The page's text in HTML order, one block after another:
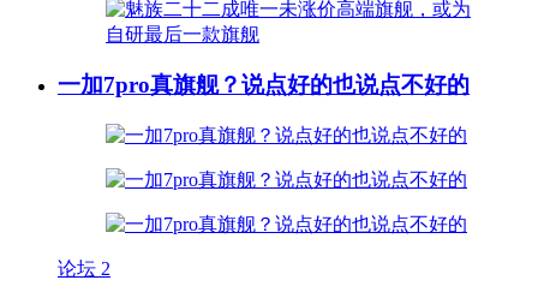
一加7pro真旗舰？说点好的也说点不好的
论坛 2